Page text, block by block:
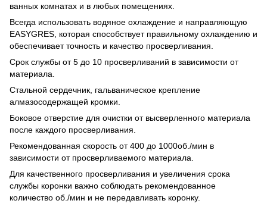
ванных комнатах и в любых помещениях.
Всегда использовать водяное охлаждение и направляющую
EASYGRES, которая способствует правильному охлаждению и
обеспечивает точность и качество просверливания.
Срок службы от 5 до 10 просверливаний в зависимости от
материала.
Стальной сердечник, гальваническое крепление
алмазосодержащей кромки.
Боковое отверстие для очистки от высверленного материала
после каждого просверливания.
Рекомендованная скорость от 400 до 1000об./мин в
зависимости от просверливаемого материала.
Для качественного просверливания и увеличения срока
службы коронки важно соблюдать рекомендованное
количество об./мин и не передавливать коронку.